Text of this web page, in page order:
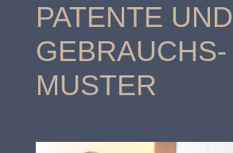
PATENTE UND
GEBRAUCHS-
MUSTER